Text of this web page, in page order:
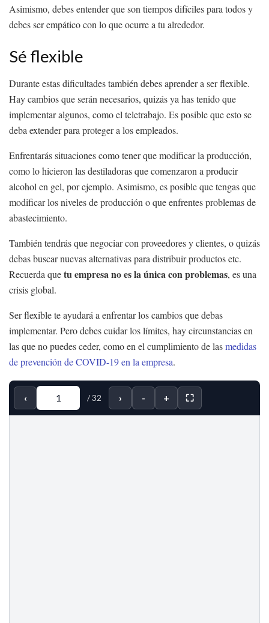
Asimismo, debes entender que son tiempos difíciles para todos y
debes ser empático con lo que ocurre a tu alrededor.
Sé flexible
Durante estas dificultades también debes aprender a ser flexible.
Hay cambios que serán necesarios, quizás ya has tenido que
implementar algunos, como el teletrabajo. Es posible que esto se
deba extender para proteger a los empleados.
Enfrentarás situaciones como tener que modificar la producción,
como lo hicieron las destiladoras que comenzaron a producir
alcohol en gel, por ejemplo. Asimismo, es posible que tengas que
modificar los niveles de producción o que enfrentes problemas de
abastecimiento.
También tendrás que negociar con proveedores y clientes, o quizás
debas buscar nuevas alternativas para distribuir productos etc.
Recuerda quetu empresa no es la única con problemas, es una
crisis global.
Ser flexible te ayudará a enfrentar los cambios que debas
implementar. Pero debes cuidar los límites, hay circunstancias en
las que no puedes ceder, como en el cumplimiento de lasmedidas
de prevención de COVID-19 en la empresa.
‹ /32 › - + ⛶